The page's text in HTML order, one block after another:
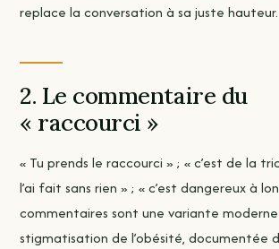
replace la conversation à sa juste hauteur.
2. Le commentaire du
« raccourci »
« Tu prends le raccourci » ; « c’est de la
l’ai fait sans rien » ; « c’est dangereux à
commentaires sont une variante
stigmatisation de l’obésité, documentée